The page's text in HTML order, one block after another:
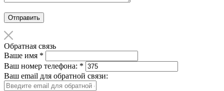
Отправить
Обратная связь
Ваше имя *
Ваш номер телефона: *
Ваш email для обратной связи: